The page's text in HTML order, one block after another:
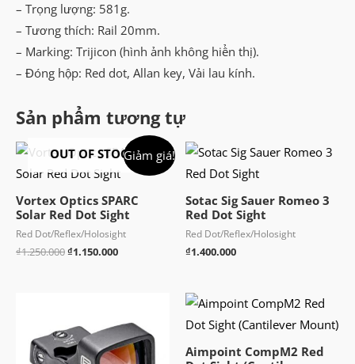
– Trọng lượng: 581g.
– Tương thích: Rail 20mm.
– Marking: Trijicon (hình ảnh không hiển thị).
– Đóng hộp: Red dot, Allan key, Vải lau kính.
Sản phẩm tương tự
Giảm giá!
OUT OF STOCK
Vortex Optics SPARC
Solar Red Dot Sight
Red Dot/Reflex/Holosight
₫1.250.000Giá
₫1.150.000Giá
Sotac Sig Sauer Romeo 3
Red Dot Sight
Red Dot/Reflex/Holosight
₫1.400.000
Aimpoint CompM2 Red